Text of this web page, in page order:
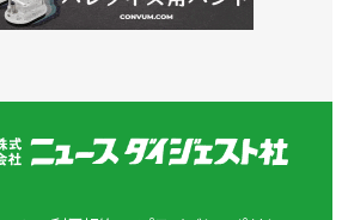
コンドン-ラクロワ氏、中島前社